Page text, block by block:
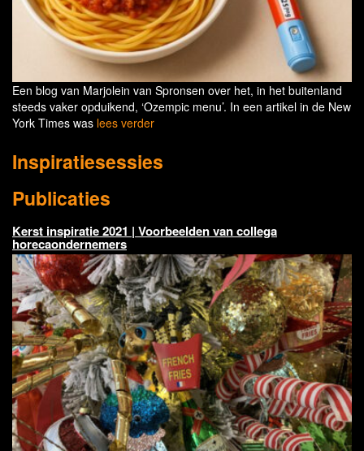
Een blog van Marjolein van Spronsen over het, in het buitenland
steeds vaker opduikend, ‘Ozempic menu’. In een artikel in de New
York Times was lees verder
Inspiratiesessies
Publicaties
Kerst inspiratie 2021 | Voorbeelden van collega
horecaondernemers